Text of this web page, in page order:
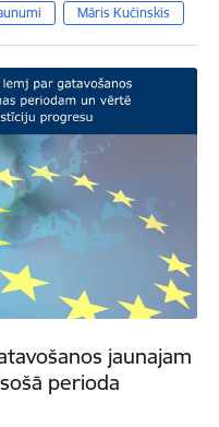
Māris Kučinskis
jaunajam
perioda